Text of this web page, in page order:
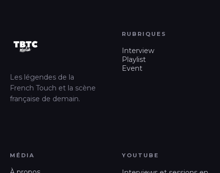
Les légendes de la
French Touch et la scène
française de demain.
RUBRIQUES
Interview
Playlist
Event
MÉDIA YOUTUBE